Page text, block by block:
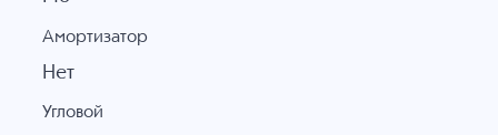
Амортизатор
Нет
Угловой